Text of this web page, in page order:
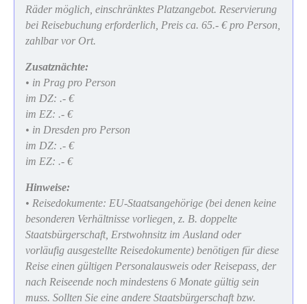
Räder möglich, einschränktes Platzangebot. Reservierung
bei Reisebuchung erforderlich, Preis ca. 65.- € pro Person,
zahlbar vor Ort.
Zusatznächte:
• in Prag pro Person
im DZ: .- €
im EZ: .- €
• in Dresden pro Person
im DZ: .- €
im EZ: .- €
Hinweise:
• Reisedokumente: EU-Staatsangehörige (bei denen keine
besonderen Verhältnisse vorliegen, z. B. doppelte
Staatsbürgerschaft, Erstwohnsitz im Ausland oder
vorläufig ausgestellte Reisedokumente) benötigen für diese
Reise einen gültigen Personalausweis oder Reisepass, der
nach Reiseende noch mindestens 6 Monate gültig sein
muss. Sollten Sie eine andere Staatsbürgerschaft bzw.